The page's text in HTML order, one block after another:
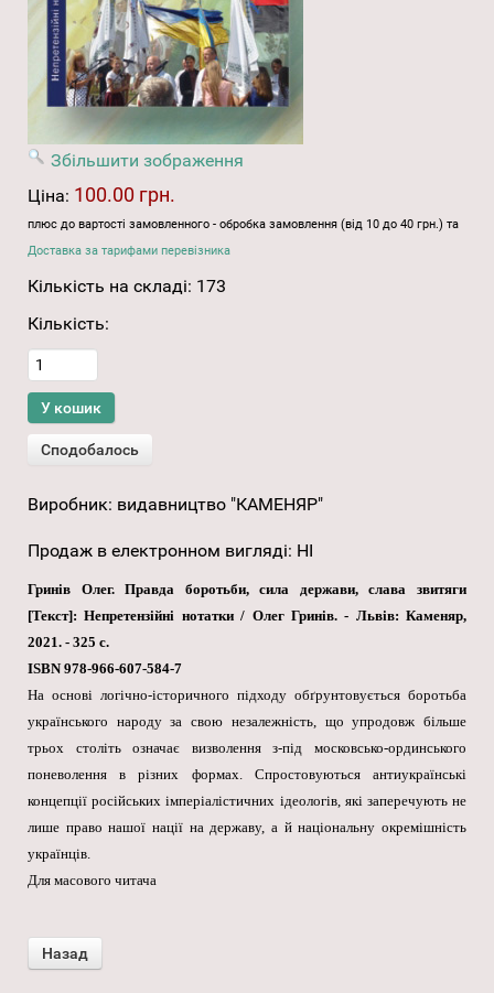
Збільшити зображення
Ціна: 100.00 грн.
плюс до вартості замовленного - обробка замовлення (від 10 до 40 грн.) та
Доставка за тарифами перевізника
Кількість на складі: 173
Кількість:
Виробник: видавництво "КАМЕНЯР"
Продаж в електронном вигляді: НІ
Гринів Олег. Правда боротьби, сила держави, слава звитяги
[Текст]: Непретензійні нотатки / Олег Гринів. - Львів: Каменяр,
2021. - 325 с.
ISBN 978-966-607-584-7
На основі логічно-історичного підходу обґрунтовується боротьба
українського народу за свою незалежність, що упродовж більше
трьох століть означає визволення з-під московсько-ординського
поневолення в різних формах. Спростовуються антиукраїнські
концепції російських імперіалістичних ідеологів, які заперечують не
лише право нашої нації на державу, а й національну окремішність
українців.
Для масового читача